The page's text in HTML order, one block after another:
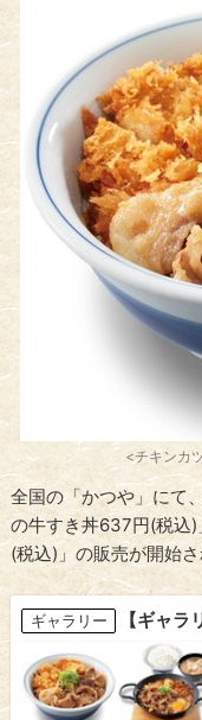
<チキンカ
全国の「かつや」にて
の牛すき丼637円(税込
(税込)」の販売が開始
ギャラリー 【ギャ